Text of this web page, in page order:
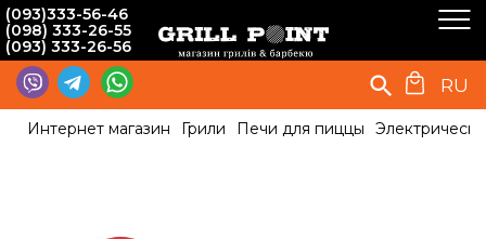
(093)333-56-46
(098) 333-26-55
(093) 333-26-56
RU
Интернет магазин Грили Печи для пиццы